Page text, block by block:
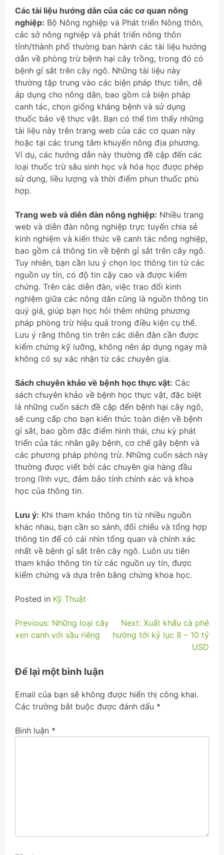
Các tài liệu hướng dẫn của các cơ quan nông
nghiệp: Bộ Nông nghiệp và Phát triển Nông thôn,
các sở nông nghiệp và phát triển nông thôn
tỉnh/thành phố thường ban hành các tài liệu hướng
dẫn về phòng trừ bệnh hại cây trồng, trong đó có
bệnh gỉ sắt trên cây ngô. Những tài liệu này
thường tập trung vào các biện pháp thực tiễn, dễ
áp dụng cho nông dân, bao gồm cả biện pháp
canh tác, chọn giống kháng bệnh và sử dụng
thuốc bảo vệ thực vật. Bạn có thể tìm thấy những
tài liệu này trên trang web của các cơ quan này
hoặc tại các trung tâm khuyến nông địa phương.
Ví dụ, các hướng dẫn này thường đề cập đến các
loại thuốc trừ sâu sinh học và hóa học được phép
sử dụng, liều lượng và thời điểm phun thuốc phù
hợp.
Trang web và diễn đàn nông nghiệp: Nhiều trang
web và diễn đàn nông nghiệp trực tuyến chia sẻ
kinh nghiệm và kiến thức về canh tác nông nghiệp,
bao gồm cả thông tin về bệnh gỉ sắt trên cây ngô.
Tuy nhiên, bạn cần lưu ý chọn lọc thông tin từ các
nguồn uy tín, có độ tin cậy cao và được kiểm
chứng. Trên các diễn đàn, việc trao đổi kinh
nghiệm giữa các nông dân cũng là nguồn thông tin
quý giá, giúp bạn học hỏi thêm những phương
pháp phòng trừ hiệu quả trong điều kiện cụ thể.
Lưu ý rằng thông tin trên các diễn đàn cần được
kiểm chứng kỹ lưỡng, không nên áp dụng ngay mà
không có sự xác nhận từ các chuyên gia.
Sách chuyên khảo về bệnh học thực vật: Các
sách chuyên khảo về bệnh học thực vật, đặc biệt
là những cuốn sách đề cập đến bệnh hại cây ngô,
sẽ cung cấp cho bạn kiến thức toàn diện về bệnh
gỉ sắt, bao gồm đặc điểm hình thái, chu kỳ phát
triển của tác nhân gây bệnh, cơ chế gây bệnh và
các phương pháp phòng trừ. Những cuốn sách này
thường được viết bởi các chuyên gia hàng đầu
trong lĩnh vực, đảm bảo tính chính xác và khoa
học của thông tin.
Lưu ý: Khi tham khảo thông tin từ nhiều nguồn
khác nhau, bạn cần so sánh, đối chiếu và tổng hợp
thông tin để có cái nhìn tổng quan và chính xác
nhất về bệnh gỉ sắt trên cây ngô. Luôn ưu tiên
tham khảo thông tin từ các nguồn uy tín, được
kiểm chứng và dựa trên bằng chứng khoa học.
Posted in Kỹ Thuật
Điều
hướng
viết
Previous: Những loại cây
xen canh với sầu riêng
Next: Xuất khẩu cà phê
hướng tới kỷ lục 8 – 10 tỷ
USD
Để lại một bình luận
Email của bạn sẽ không được hiển thị công khai.
Các trường bắt buộc được đánh dấu *
Bình luận *